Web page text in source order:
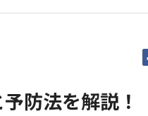
防法を解説！